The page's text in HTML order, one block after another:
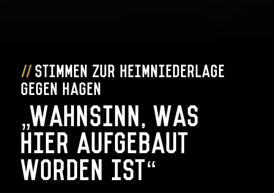
Stimmen zur Heimniederlage
gegen Hagen
„Wahnsinn, was
hier aufgebaut
worden ist“